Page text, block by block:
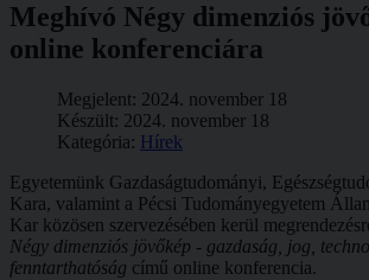
Meghívó Négy dimenziós
online konferenciára
Megjelent: 2024. november 18
Készült: 2024. november 18
Kategória: Hírek
Egyetemünk Gazdaságtudományi,
Kara, valamint a Pécsi Tudományegyetem
Kar közösen szervezésében kerül
Négy dimenziós jövőkép - gazdaság, jog,
fenntarthatóság című online konferencia.